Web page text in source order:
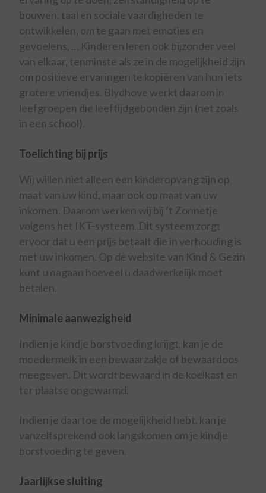
bouwen, taal en sociale vaardigheden te
ontwikkelen, om te gaan met emoties en
gevoelens, … Kinderen leren ook bijzonder veel
van elkaar, tenminste als ze in de mogelijkheid zijn
om positieve ervaringen te kopiëren van hun iets
grotere vriendjes. Blydhove werkt daarom in
leefgroepen die leeftijdgebonden zijn (net zoals
in een school).
Toelichting bij prijs
Wij willen niet alleen een kinderopvang zijn op
maat van uw kind, maar ook op maat van uw
inkomen. Daarom werken wij bij ’t Zonnetje
volgens het IKT-systeem. Dit systeem zorgt
ervoor dat u een prijs betaalt die in verhouding is
met uw inkomen. Op de website van Kind & Gezin
kunt u nagaan hoeveel u daadwerkelijk moet
betalen.
Minimale aanwezigheid
Indien je kindje borstvoeding krijgt, kan je de
moedermelk in een bewaarzakje of bewaardoos
meegeven. Dit wordt bewaard in de koelkast en
ter plaatse opgewarmd.
Indien je daartoe de mogelijkheid hebt, kan je
vanzelfsprekend ook langskomen om je kindje
borstvoeding te geven.
Jaarlijkse sluiting